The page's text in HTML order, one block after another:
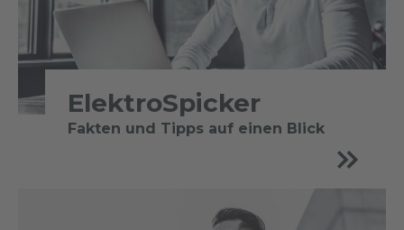
ElektroSpicker
Fakten und Tipps auf einen Blick